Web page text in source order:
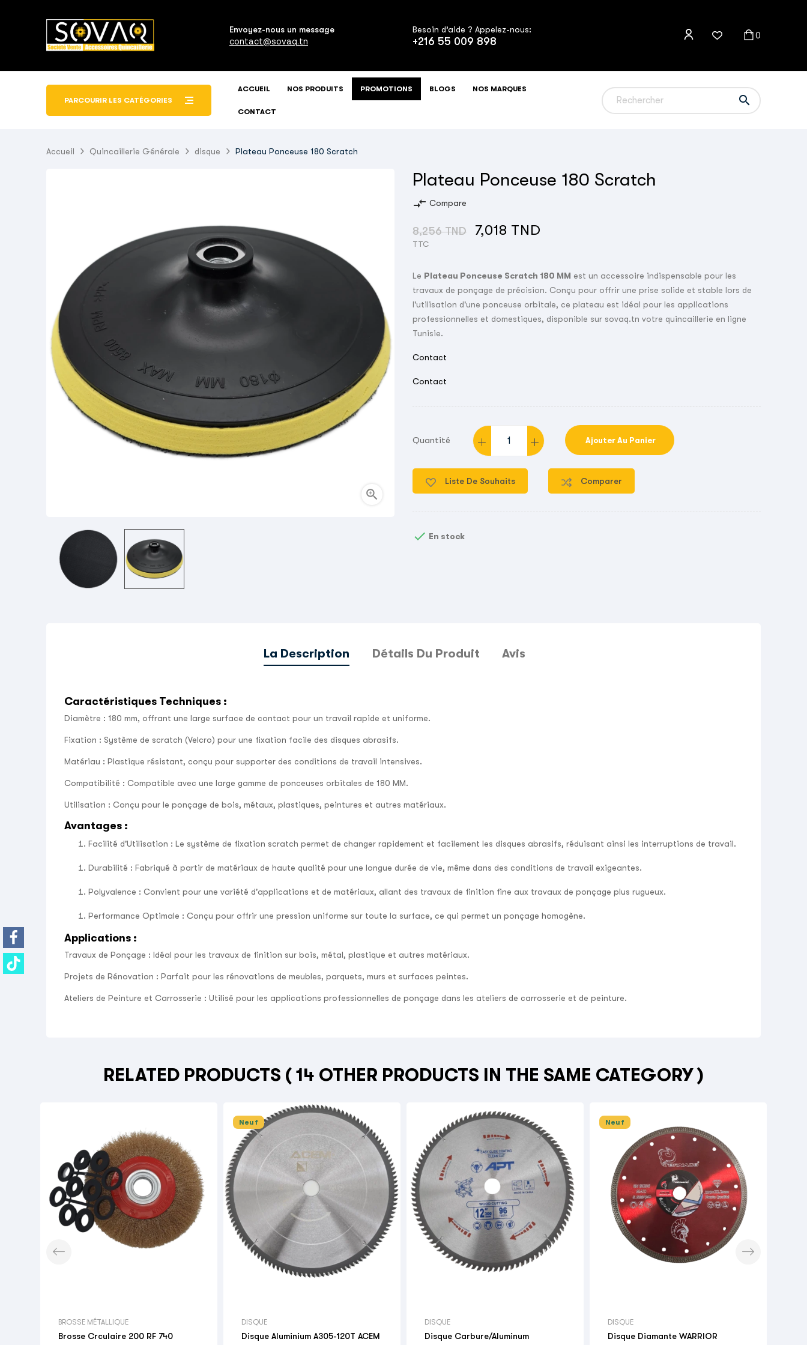
Envoyez-nous un message
contact@sovaq.tn
Besoin d’aide ? Appelez-nous:
+216 55 009 898
0
PARCOURIR LES CATÉGORIES
ACCUEIL NOS PRODUITS PROMOTIONS BLOGS NOS MARQUES
CONTACT

Accueil Quincaillerie Générale disque Plateau Ponceuse 180 Scratch

Plateau Ponceuse 180 Scratch
compare_arrows Compare
8,256 TND 7,018 TND
TTC
Le Plateau Ponceuse Scratch 180 MM est un accessoire indispensable pour les
travaux de ponçage de précision. Conçu pour offrir une prise solide et stable lors de
l'utilisation d'une ponceuse orbitale, ce plateau est idéal pour les applications
professionnelles et domestiques, disponible sur sovaq.tn votre quincaillerie en ligne
Tunisie.
Contact
Contact
Quantité Ajouter Au Panier
Liste De Souhaits Comparer
 En stock
La Description Détails Du Produit Avis
Caractéristiques Techniques :
Diamètre : 180 mm, offrant une large surface de contact pour un travail rapide et uniforme.
Fixation : Système de scratch (Velcro) pour une fixation facile des disques abrasifs.
Matériau : Plastique résistant, conçu pour supporter des conditions de travail intensives.
Compatibilité : Compatible avec une large gamme de ponceuses orbitales de 180 MM.
Utilisation : Conçu pour le ponçage de bois, métaux, plastiques, peintures et autres matériaux.
Avantages :
Facilité d'Utilisation : Le système de fixation scratch permet de changer rapidement et facilement les disques abrasifs, réduisant ainsi les interruptions de travail.
Durabilité : Fabriqué à partir de matériaux de haute qualité pour une longue durée de vie, même dans des conditions de travail exigeantes.
Polyvalence : Convient pour une variété d'applications et de matériaux, allant des travaux de finition fine aux travaux de ponçage plus rugueux.
Performance Optimale : Conçu pour offrir une pression uniforme sur toute la surface, ce qui permet un ponçage homogène.
Applications :
Travaux de Ponçage : Idéal pour les travaux de finition sur bois, métal, plastique et autres matériaux.
Projets de Rénovation : Parfait pour les rénovations de meubles, parquets, murs et surfaces peintes.
Ateliers de Peinture et Carrosserie : Utilisé pour les applications professionnelles de ponçage dans les ateliers de carrosserie et de peinture.
RELATED PRODUCTS ( 14 OTHER PRODUCTS IN THE SAME CATEGORY )
BROSSE MÉTALLIQUE
Brosse Crculaire 200 RF 740
Neuf
DISQUE
Disque Aluminium A305-120T ACEM
DISQUE
Disque Carbure/Aluminum
Neuf
DISQUE
Disque Diamante WARRIOR